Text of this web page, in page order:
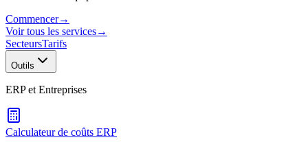
Commencer→
Voir tous les services→
SecteursTarifs
Outils
ERP et Entreprises
Calculateur de coûts ERP